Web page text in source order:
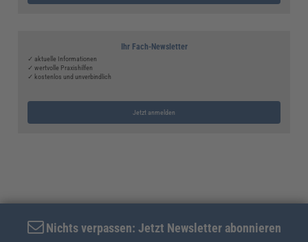
Ihr Fach-Newsletter
✓ aktuelle Informationen
✓ wertvolle Praxishilfen
✓ kostenlos und unverbindlich
Jetzt anmelden
Nichts verpassen: Jetzt Newsletter abonnieren